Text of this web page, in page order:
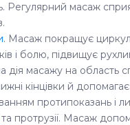
Регулярний масаж
. Масаж покращує
і болю, підвищує
масажу на область
кінцівки й
протипоказань і
та протрузії. Масаж